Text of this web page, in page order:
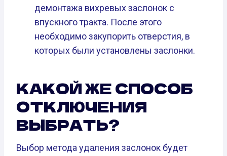
демонтажа вихревых заслонок с
впускного тракта. После этого
необходимо закупорить отверстия, в
которых были установлены заслонки.
КАКОЙ ЖЕ СПОСОБ
ОТКЛЮЧЕНИЯ
ВЫБРАТЬ?
Выбор метода удаления заслонок будет